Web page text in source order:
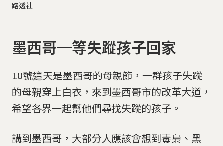
路透社
墨西哥─等失蹤孩子回家
10號這天是墨西哥的母親節，一群孩子失蹤
的母親穿上白衣，來到墨西哥市的改革大道，
希望各界一起幫他們尋找失蹤的孩子。
講到墨西哥，大部分人應該會想到毒梟、黑